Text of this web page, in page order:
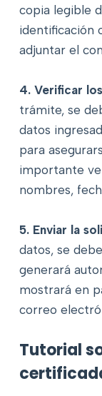
copia legible
identificación
adjuntar el
4. Verificar
trámite, se
datos
para
importante
nombres,
5. Enviar la
datos, se
generará
mostrará en
correo
Tutorial